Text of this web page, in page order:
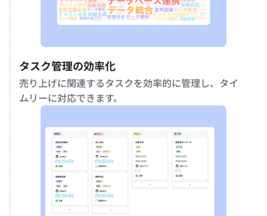
タスク管理の効率化
売り上げに関連するタスクを効率的に管理し、タイ
ムリーに対応できます。